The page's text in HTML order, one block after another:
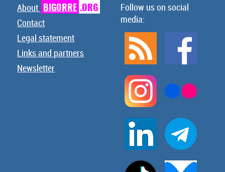
About BIGORRE .ORG
Contact
Legal statement
Links and partners
Newsletter
Follow us on social
media: